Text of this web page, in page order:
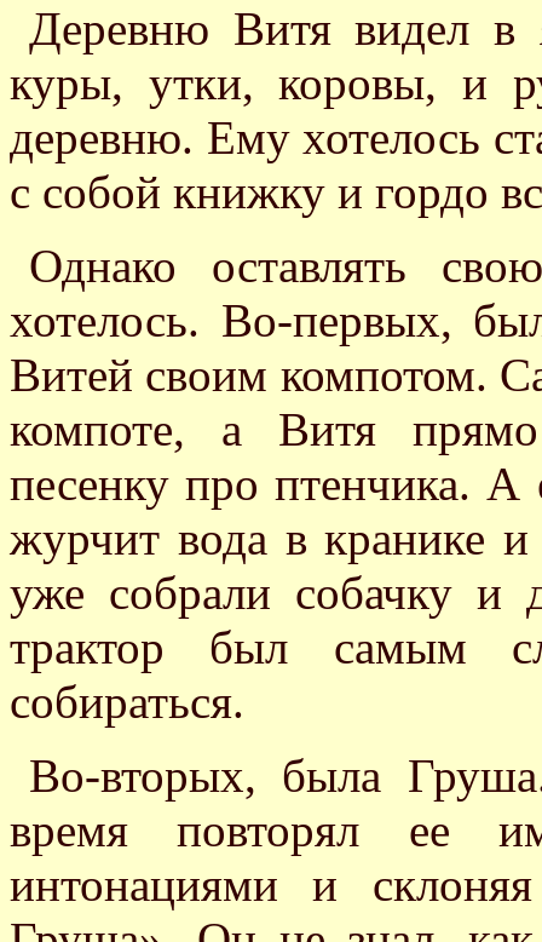
Деревню Витя видел в
куры, утки, коровы, и
деревню. Ему хотелось
с собой книжку и гордо
Однако оставлять
хотелось. Во-первых,
Витей своим компотом.
компоте, а Витя
песенку про птенчика.
журчит вода в кранике
уже собрали собачку
трактор был самым
собираться.
Во-вторых, была
время повторял ее
интонациями и